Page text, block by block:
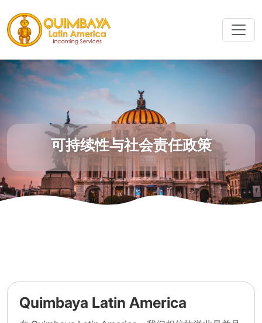
可持续性与社会责任政策
Quimbaya Latin America